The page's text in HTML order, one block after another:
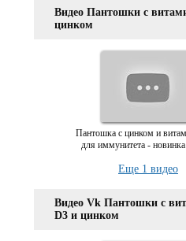
Видео Пантошки с
цинком
Пантошка с цинком и
для иммунитета -
Еще 1 видео
Видео Vk Пантошки с
D3 и цинком